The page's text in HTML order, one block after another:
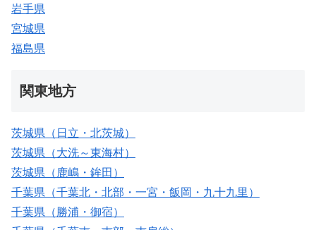
岩手県
宮城県
福島県
関東地方
茨城県（日立・北茨城）
茨城県（大洗～東海村）
茨城県（鹿嶋・鉾田）
千葉県（千葉北・北部・一宮・飯岡・九十九里）
千葉県（勝浦・御宿）